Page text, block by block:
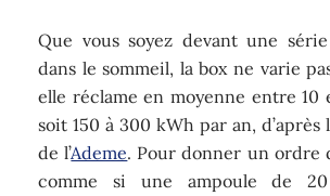
Que vous soyez devant une
dans le sommeil, la box ne varie
elle réclame en moyenne entre 10
soit 150 à 300 kWh par an, d’après
de l’Ademe. Pour donner un ordre
comme si une ampoule de